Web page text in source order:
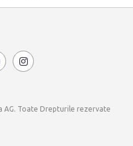
AG. Toate Drepturile rezervate